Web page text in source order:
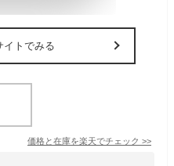
イトでみる
価格と在庫を楽天でチェック >>